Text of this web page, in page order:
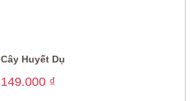
Cây Huyết Dụ
149.000 ₫